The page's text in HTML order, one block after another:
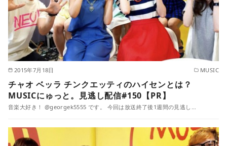
2015年7月18日 MUSIC
チャオ ベッラ チンクエッティのハイセンとは？
MUSICにゅっと。見逃し配信#150【PR】
音楽大好き！ @georgek5555 です。 今回は放送終了後1週間の見逃し…